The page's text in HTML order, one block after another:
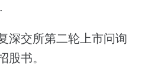
深交所第二轮上市问询
股书。